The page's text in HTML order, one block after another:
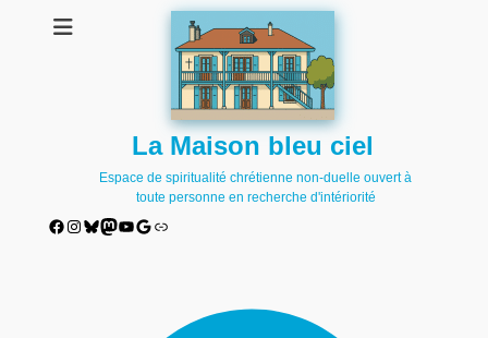
La Maison bleu ciel
Espace de spiritualité chrétienne non-duelle ouvert à
toute personne en recherche d'intériorité
Facebook
Instagram
Bluesky
Mastodon
YouTube
Google
Lien